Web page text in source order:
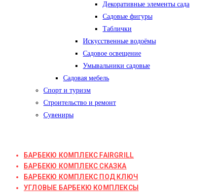
Декоративные элементы сада
Садовые фигуры
Таблички
Искусственные водоёмы
Садовое освещение
Умывальники садовые
Садовая мебель
Спорт и туризм
Строительство и ремонт
Сувениры
БАРБЕКЮ КОМПЛЕКС FAIRGRILL
БАРБЕКЮ КОМПЛЕКС СКАЗКА
БАРБЕКЮ КОМПЛЕКС ПОД КЛЮЧ
УГЛОВЫЕ БАРБЕКЮ КОМПЛЕКСЫ